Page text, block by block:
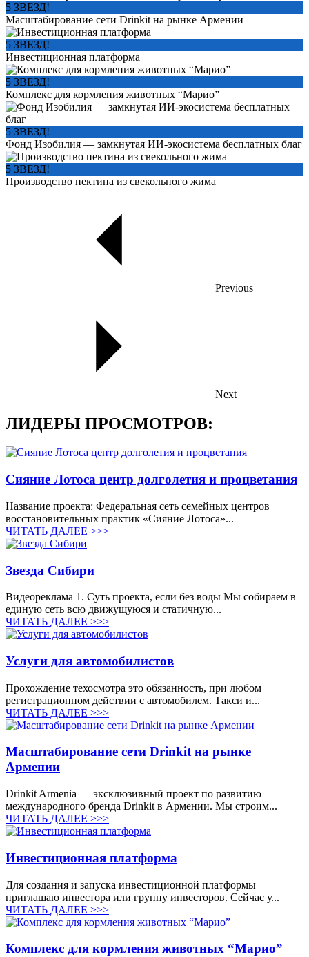
5 ЗВЕЗД!
Масштабирование сети Drinkit на рынке Армении
5 ЗВЕЗД!
Инвестиционная платформа
5 ЗВЕЗД!
Комплекс для кормления животных “Марио”
5 ЗВЕЗД!
Фонд Изобилия — замкнутая ИИ-экосистема бесплатных благ
5 ЗВЕЗД!
Производство пектина из свекольного жима
Previous
Next
ЛИДЕРЫ ПРОСМОТРОВ:
Сияние Лотоса центр долголетия и процветания
Название проекта: Федеральная сеть семейных центров
восстановительных практик «Сияние Лотоса»...
ЧИТАТЬ ДАЛЕЕ >>>
Звезда Сибири
Видеореклама 1. Суть проекта, если без воды Мы собираем в
единую сеть всю движущуюся и статичную...
ЧИТАТЬ ДАЛЕЕ >>>
Услуги для автомобилистов
Прохождение техосмотра это обязанность, при любом
регистрационном действии с автомобилем. Такси и...
ЧИТАТЬ ДАЛЕЕ >>>
Масштабирование сети Drinkit на рынке
Армении
Drinkit Armenia — эксклюзивный проект по развитию
международного бренда Drinkit в Армении. Мы строим...
ЧИТАТЬ ДАЛЕЕ >>>
Инвестиционная платформа
Для создания и запуска инвестиционной платформы
приглашаю инвестора или группу инвесторов. Сейчас у...
ЧИТАТЬ ДАЛЕЕ >>>
Комплекс для кормления животных “Марио”